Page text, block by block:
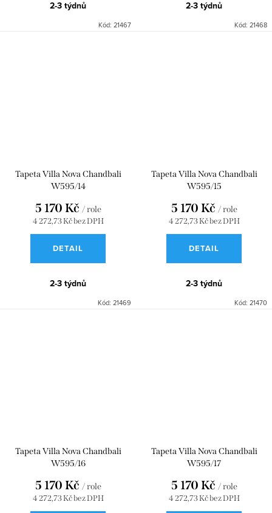
2-3 týdnů
Kód: 21467
2-3 týdnů
Kód: 21468
Tapeta Villa Nova Chandbali
W595/14
4 272,73 Kč bez DPH
5 170 Kč / role
DETAIL
2-3 týdnů
Kód: 21469
Tapeta Villa Nova Chandbali
W595/15
4 272,73 Kč bez DPH
5 170 Kč / role
DETAIL
2-3 týdnů
Kód: 21470
Tapeta Villa Nova Chandbali
W595/16
4 272,73 Kč bez DPH
5 170 Kč / role
Tapeta Villa Nova Chandbali
W595/17
4 272,73 Kč bez DPH
5 170 Kč / role